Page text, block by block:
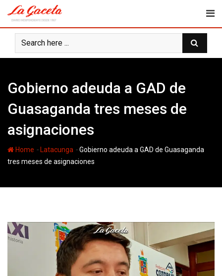
content
Gobierno adeuda a GAD de
Guasaganda tres meses de
asignaciones
Home - Latacunga -Gobierno adeuda a GAD de Guasaganda
tres meses de asignaciones